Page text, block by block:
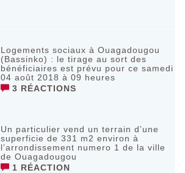
Logements sociaux à Ouagadougou
(Bassinko) : le tirage au sort des
bénéficiaires est prévu pour ce samedi
04 août 2018 à 09 heures
3 RÉACTIONS
Un particulier vend un terrain d’une
superficie de 331 m2 environ à
l’arrondissement numero 1 de la ville
de Ouagadougou
1 RÉACTION